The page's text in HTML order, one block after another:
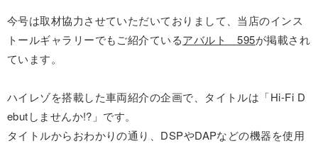
今号は取材協力させていただいておりまして、当店のインス
トールギャラリーでもご紹介ているアバルト 595が掲載され
ています。
ハイレゾを搭載した車両紹介の企画で、タイトルは「Hi-Fi D
ebutしませんか!?」です。
タイトルからおわかりの通り、DSPやDAPなどの機器を使用